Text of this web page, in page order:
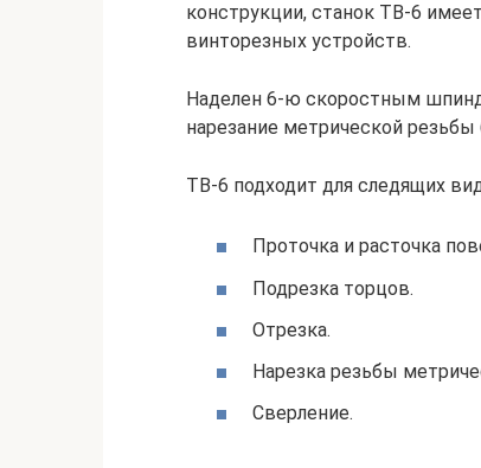
конструкции, станок ТВ-6
винторезных устройств.
Наделен 6-ю скоростным
нарезание метрической
ТВ-6 подходит для следящих
Проточка и расточка
Подрезка торцов.
Отрезка.
Нарезка резьбы
Сверление.